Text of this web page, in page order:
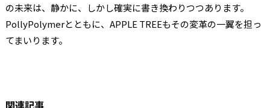
の未来は、静かに、しかし確実に書き換わりつつあります。
PollyPolymerとともに、APPLE TREEもその変革の一翼を担っ
てまいります。
関連記事